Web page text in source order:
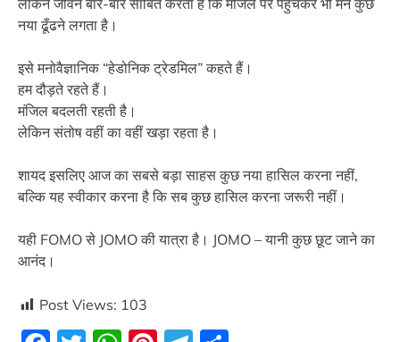
लेकिन जीवन बार-बार साबित करता है कि मंजिल पर पहुँचकर भी मन कुछ
नया ढूँढने लगता है।
इसे मनोवैज्ञानिक “हेडोनिक ट्रेडमिल” कहते हैं।
हम दौड़ते रहते हैं।
मंजिल बदलती रहती है।
लेकिन संतोष वहीं का वहीं खड़ा रहता है।
शायद इसलिए आज का सबसे बड़ा साहस कुछ नया हासिल करना नहीं,
बल्कि यह स्वीकार करना है कि सब कुछ हासिल करना जरूरी नहीं।
यही FOMO से JOMO की यात्रा है। JOMO – यानी कुछ छूट जाने का
आनंद।
Post Views: 103